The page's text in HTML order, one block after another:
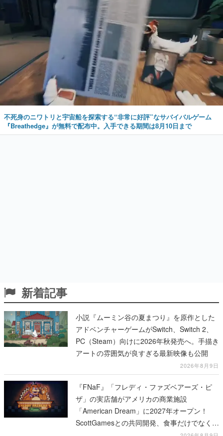
不死身のニワトリと宇宙船を探索する“非常に好評”なサバイバルゲーム
『Breathedge』が無料で配布中。入手できる期間は8月10日まで
新着記事
小説『ムーミン谷の夏まつり』を原作とした
アドベンチャーゲームがSwitch、Switch 2、
PC（Steam）向けに2026年秋発売へ。手描き
アートの雰囲気が良すぎる最新映像も公開
2026年8月9日
『FNaF』「フレディ・ファズベアーズ・ピ
ザ」の実店舗がアメリカの商業施設
「American Dream」に2027年オープン！
ScottGamesとの共同開発、食事だけでなくス